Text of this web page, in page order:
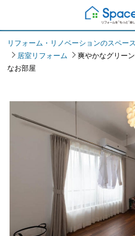
施工
リフォーム・リノベーションのスペー
居室リフォーム
爽やかなグリー
なお部屋